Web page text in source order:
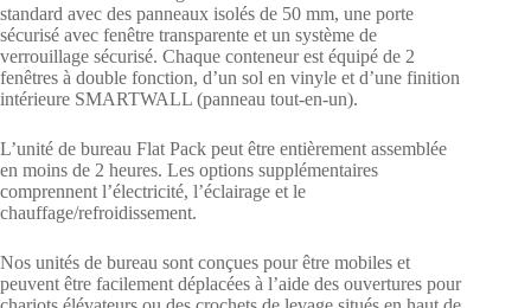
standard avec des panneaux isolés de 50 mm, une porte
sécurisé avec fenêtre transparente et un système de
verrouillage sécurisé. Chaque conteneur est équipé de 2
fenêtres à double fonction, d’un sol en vinyle et d’une finition
intérieure SMARTWALL (panneau tout-en-un).
L’unité de bureau Flat Pack peut être entièrement assemblée
en moins de 2 heures. Les options supplémentaires
comprennent l’électricité, l’éclairage et le
chauffage/refroidissement.
Nos unités de bureau sont conçues pour être mobiles et
peuvent être facilement déplacées à l’aide des ouvertures pour